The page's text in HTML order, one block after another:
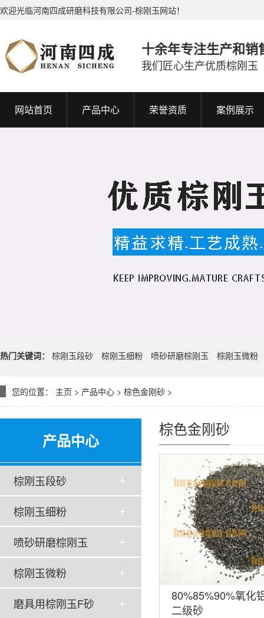
欢迎光临河南四成研磨科技有限公司-棕刚玉网站！
十余年专注生产和销
我们匠心生产优质棕刚玉
网站首页 产品中心 荣誉资质 案例展示
热门关键词： 棕刚玉段砂 棕刚玉细粉 喷砂研磨棕刚玉 棕刚玉微粉
您的位置： 主页 > 产品中心 > 棕色金刚砂 >
产品中心
棕刚玉段砂
棕刚玉细粉
喷砂研磨棕刚玉
棕刚玉微粉
磨具用棕刚玉F砂
棕色金刚砂
80%85%90%氧化
二级砂